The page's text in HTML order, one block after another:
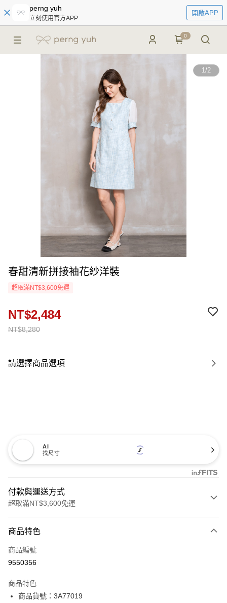
perng yuh
立刻使用官方APP
開啟APP
0
1/2
春甜清新拼接袖花紗洋裝
超取滿NT$3,600免運
NT$8,280
NT$2,484
請選擇商品選項
AI
找尺寸
付款與運送方式
超取滿NT$3,600免運
信用卡一次付款
信用卡分期付款
合作金庫商業銀行
華南商業銀行
LINE Pay
商品特色
商品編號
9550356
商品特色
商品貨號：3A77019